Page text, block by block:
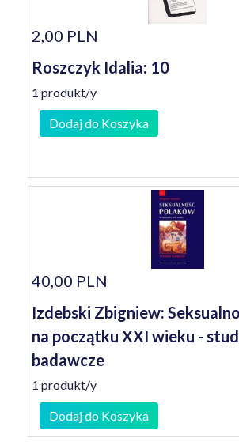
2,00 PLN
Roszczyk Idalia: 10
1 produkt/y
Dodaj do Koszyka
40,00 PLN
Izdebski Zbigniew:
na początku XXI wieku -
badawcze
1 produkt/y
Dodaj do Koszyka